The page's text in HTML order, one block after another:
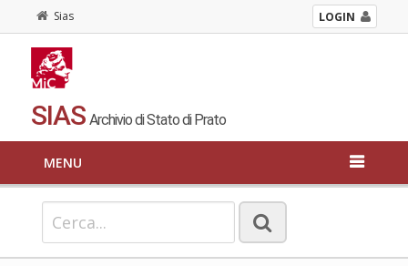
Sias LOGIN
SIAS Archivio di Stato di Prato
MENU